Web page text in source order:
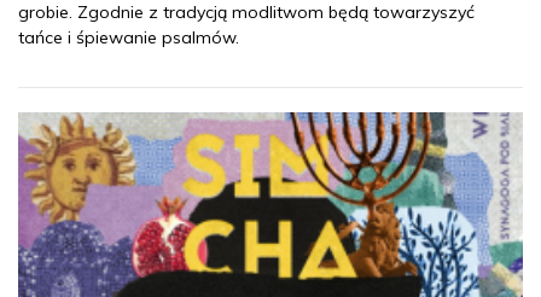
grobie. Zgodnie z tradycją modlitwom będą towarzyszyć
tańce i śpiewanie psalmów.